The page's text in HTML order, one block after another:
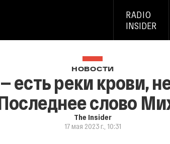
RADIO
INSIDER
НОВОСТИ
есть реки крови,
слово
The Insider
17 мая 2023 г., 10:31